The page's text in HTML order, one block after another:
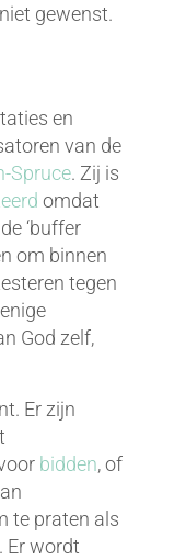
gewenst.
en
van de
Spruce. Zij is
omdat
‘buffer
om binnen
tegen
God zelf,
Er zijn
bidden, of
te praten als
Er wordt